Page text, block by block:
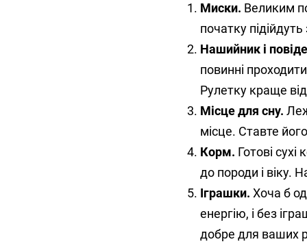
Миски. Великим
початку
Нашийник і
повинні
Рулетку краще
Місце для сну.
місце. Ставте
Корм. Готові
до породи і віку.
Іграшки. Хоча б
енергію, і без
добре для ваших